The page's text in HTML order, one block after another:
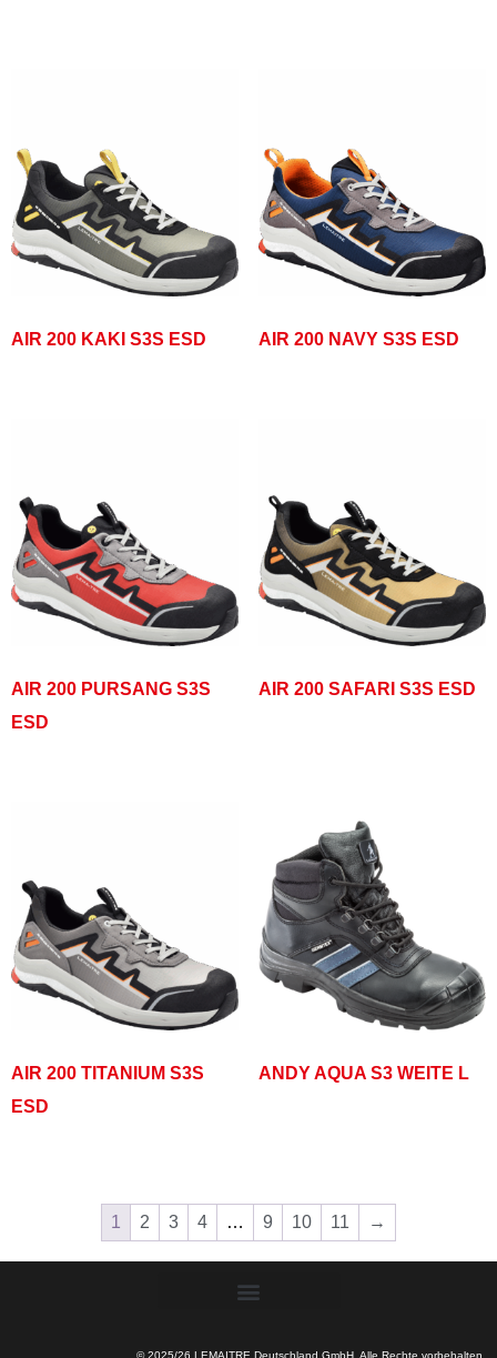
AIR 200 KAKI S3S ESD AIR 200 NAVY S3S ESD
AIR 200 PURSANG S3S
ESD
AIR 200 SAFARI S3S ESD
AIR 200 TITANIUM S3S
ESD
ANDY AQUA S3 WEITE L
1 2 3 4 … 9 10 11 →